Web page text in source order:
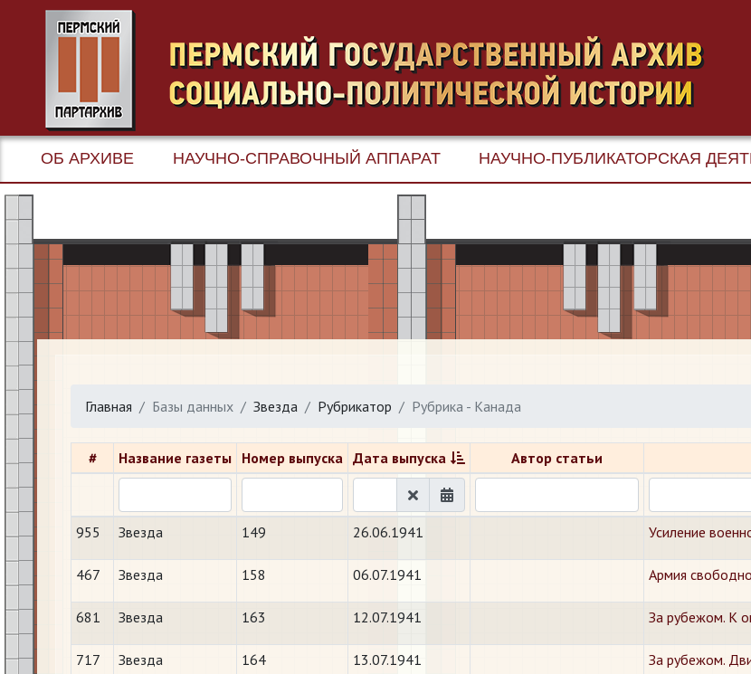
ОБ АРХИВЕ НАУЧНО-СПРАВОЧНЫЙ АППАРАТ НАУЧНО-ПУБЛИКАТОРСКАЯ
Главная Базы данных Звезда Рубрикатор Рубрика - Канада
# Название газеты Номер выпуска Дата выпуска Автор статьи
955 Звезда 149 26.06.1941 Усиление
467 Звезда 158 06.07.1941 Армия
681 Звезда 163 12.07.1941 За рубежом. К
717 Звезда 164 13.07.1941 За рубежом.